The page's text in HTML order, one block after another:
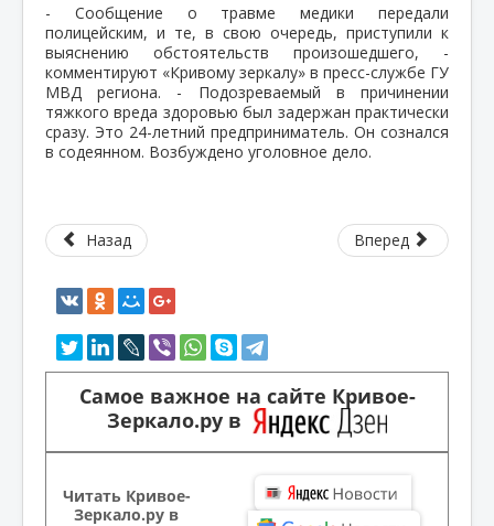
- Сообщение о травме медики передали
полицейским, и те, в свою очередь, приступили к
выяснению обстоятельств произошедшего, -
комментируют «Кривому зеркалу» в пресс-службе ГУ
МВД региона. - Подозреваемый в причинении
тяжкого вреда здоровью был задержан практически
сразу. Это 24-летний предприниматель. Он сознался
в содеянном. Возбуждено уголовное дело.
Назад Вперед
Самое важное на сайте Кривое-
Зеркало.ру в
Читать Кривое-
Зеркало.ру в